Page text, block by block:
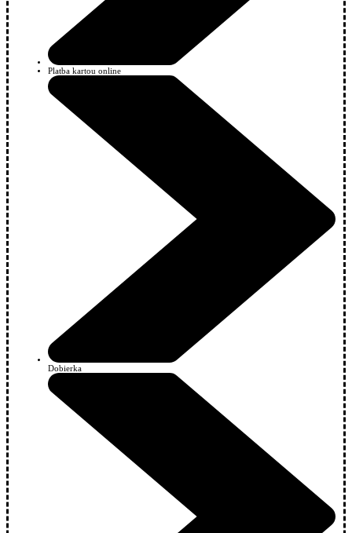
Platba kartou online
Dobierka